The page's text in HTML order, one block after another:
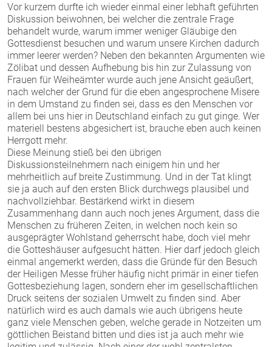
Vor kurzem durfte ich wieder einmal einer lebhaft geführten
Diskussion beiwohnen, bei welcher die zentrale Frage
behandelt wurde, warum immer weniger Gläubige den
Gottesdienst besuchen und warum unsere Kirchen dadurch
immer leerer werden? Neben den bekannten Argumenten wie
Zölibat und dessen Aufhebung bis hin zur Zulassung von
Frauen für Weiheämter wurde auch jene Ansicht geäußert,
nach welcher der Grund für die eben angesprochene Misere
in dem Umstand zu finden sei, dass es den Menschen vor
allem bei uns hier in Deutschland einfach zu gut ginge. Wer
materiell bestens abgesichert ist, brauche eben auch keinen
Herrgott mehr.
Diese Meinung stieß bei den übrigen
Diskussionsteilnehmern nach einigem hin und her
mehrheitlich auf breite Zustimmung. Und in der Tat klingt
sie ja auch auf den ersten Blick durchwegs plausibel und
nachvollziehbar. Bestärkend wirkt in diesem
Zusammenhang dann auch noch jenes Argument, dass die
Menschen zu früheren Zeiten, in welchen noch kein so
ausgeprägter Wohlstand geherrscht habe, doch viel mehr
die Gotteshäuser aufgesucht hätten. Hier darf jedoch gleich
einmal angemerkt werden, dass die Gründe für den Besuch
der Heiligen Messe früher häufig nicht primär in einer tiefen
Gottesbeziehung lagen, sondern eher im gesellschaftlichen
Druck seitens der sozialen Umwelt zu finden sind. Aber
natürlich wird es auch damals wie auch übrigens heute
ganz viele Menschen geben, welche gerade in Notzeiten um
göttlichen Beistand bitten und dies ist ja auch mehr wie